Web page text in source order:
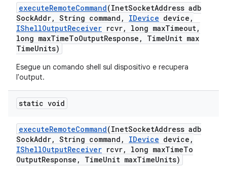
executeRemoteCommand(InetSocketAddress adb
SockAddr, String command , IDevice device ,
IShellOutputReceiver rcvr, long maxTimeout,
long maxTimeToOutputResponse , TimeUnit max
TimeUnits)
Esegue un comando shell sul dispositivo e recupera
l'output.
static void
executeRemoteCommand(InetSocketAddress adb
SockAddr, String command , IDevice device ,
IShellOutputReceiver rcvr, long maxTimeTo
OutputResponse , TimeUnit maxTimeUnits)